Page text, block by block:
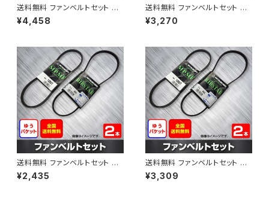
送料無料 ファンベルトセット 日
産 アベニール 型式PW11 H12.1
0～H14.08 （国内トップメーカ
¥4,458
送料無料 ファンベルトセット 日
産 サニー 型式B15 H10.10～H
12.09 （国内トップメーカー） 2
¥3,270
送料無料 ファンベルトセット 日
産 モコ 型式MG21S H15.05～
（国内トップメーカー） 2本セット
¥2,435
送料無料 ファンベルトセット 日
産 パルサーセリエ 型式FN15 H
11.10～ （国内トップメーカー） 2
¥3,309